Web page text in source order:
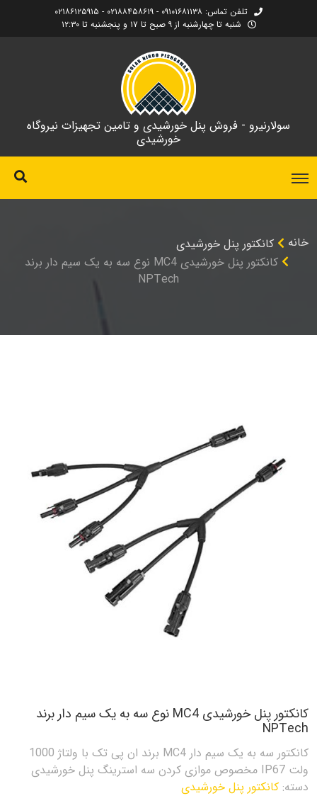
تلفن تماس: ۰۹۱۰۱۶۸۱۱۳۸ - ۰۲۱۸۸۴۵۸۶۱۹ - ۰۲۱۸۶۱۲۵۹۱۵
شنبه تا چهارشنبه از ۹ صبح تا ۱۷ و پنجشنبه تا ۱۲:۳۰
سولارنیرو - فروش پنل خورشیدی و تامین تجهیزات نیروگاه
خورشیدی
خانه
کانکتور پنل خورشیدی
کانکتور پنل خورشیدی MC4 نوع سه به یک سیم دار برند
NPTech
کانکتور پنل خورشیدی MC4 نوع سه به یک سیم دار برند
NPTech
کانکتور سه به یک سیم دار MC4 برند ان پی تک با ولتاژ 1000
ولت IP67 مخصوص موازی کردن سه استرینگ پنل خورشیدی
دسته: کانکتور پنل خورشیدی